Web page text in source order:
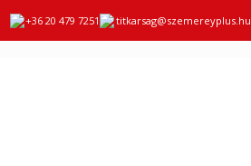
+36 20 479 7251 titkarsag@szemereyplus.hu